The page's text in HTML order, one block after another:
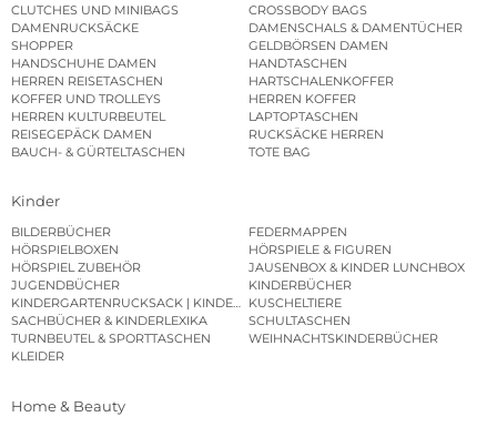
CLUTCHES UND MINIBAGS
CROSSBODY BAGS
DAMENRUCKSÄCKE
DAMENSCHALS & DAMENTÜCHER
SHOPPER
GELDBÖRSEN DAMEN
HANDSCHUHE DAMEN
HANDTASCHEN
HERREN REISETASCHEN
HARTSCHALENKOFFER
KOFFER UND TROLLEYS
HERREN KOFFER
HERREN KULTURBEUTEL
LAPTOPTASCHEN
REISEGEPÄCK DAMEN
RUCKSÄCKE HERREN
BAUCH- & GÜRTELTASCHEN
TOTE BAG
Kinder
BILDERBÜCHER
FEDERMAPPEN
HÖRSPIELBOXEN
HÖRSPIELE & FIGUREN
HÖRSPIEL ZUBEHÖR
JAUSENBOX & KINDER LUNCHBOX
JUGENDBÜCHER
KINDERBÜCHER
KINDERGARTENRUCKSACK | KINDERGARTENBEUTEL
KUSCHELTIERE
SACHBÜCHER & KINDERLEXIKA
SCHULTASCHEN
TURNBEUTEL & SPORTTASCHEN
WEIHNACHTSKINDERBÜCHER
KLEIDER
Home & Beauty